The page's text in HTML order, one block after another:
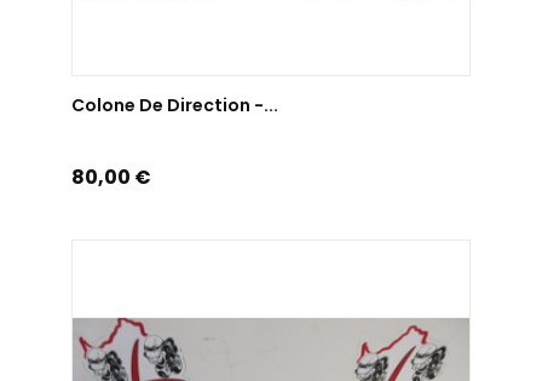
Colone De Direction -...
Prix
80,00 €